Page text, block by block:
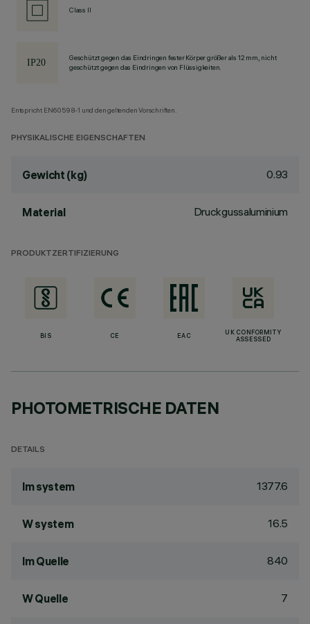
Class II
Geschützt gegen das Eindringen fester Körper größer als 12 mm, nicht
geschützt gegen das Eindringen von Flüssigkeiten.
Entspricht EN60598-1 und den geltenden Vorschriften.
PHYSIKALISCHE EIGENSCHAFTEN
Gewicht (kg) 0.93
Material Druckgussaluminium
PRODUKTZERTIFIZIERUNG
BIS CE EAC
UK CONFORMITY
ASSESSED
PHOTOMETRISCHE DATEN
DETAILS
lm system 1377.6
W system 16.5
lm Quelle 840
W Quelle 7